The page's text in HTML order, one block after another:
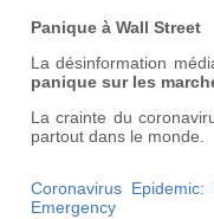
Panique à Wall Street
La désinformation
panique sur les
La crainte du
partout dans le monde.
Coronavirus
Emergency